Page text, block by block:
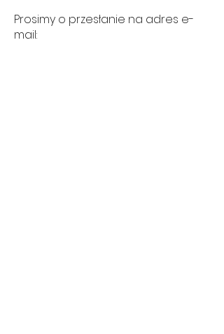
Prosimy o przesłanie na adres e-
mail: